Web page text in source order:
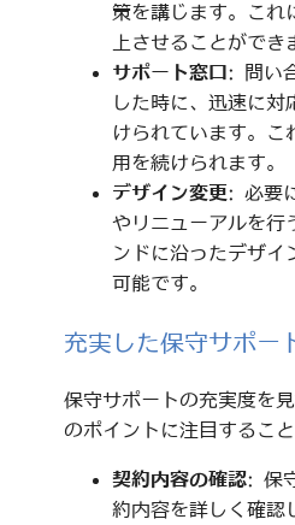
策を講じます。これ
上させることができ
サポート窓口 : 問い
した時に、迅速に対
けられています。こ
用を続けられます。
デザイン変更: 必要
やリニューアルを行
ンドに沿ったデザイ
可能です。
充実した保守サポー
保守サポートの充実度を
のポイントに注目すること
契約内容の確認: 保
約内容を詳しく確認